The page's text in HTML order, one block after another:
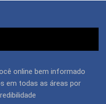
online bem informado
em todas as áreas por